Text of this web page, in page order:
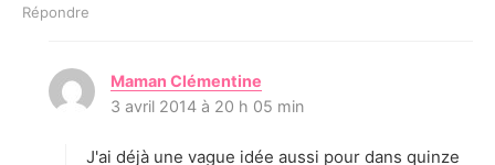
Répondre
Maman Clémentine
i
:
3 avril 2014 à 20 h 05 min
J'ai déjà une vague idée aussi pour dans quinze